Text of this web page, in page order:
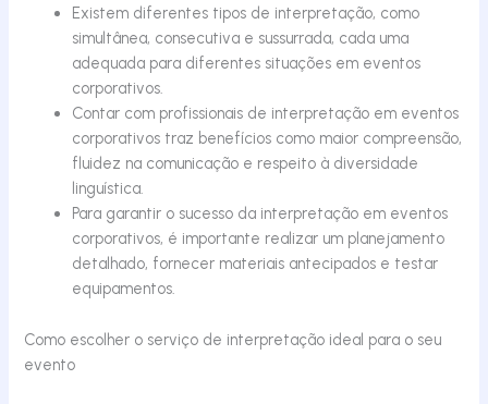
Existem diferentes tipos de interpretação, como
simultânea, consecutiva e sussurrada, cada uma
adequada para diferentes situações em eventos
corporativos.
Contar com profissionais de interpretação em eventos
corporativos traz benefícios como maior compreensão,
fluidez na comunicação e respeito à diversidade
linguística.
Para garantir o sucesso da interpretação em eventos
corporativos, é importante realizar um planejamento
detalhado, fornecer materiais antecipados e testar
equipamentos.
Como escolher o serviço de interpretação ideal para o seu
evento